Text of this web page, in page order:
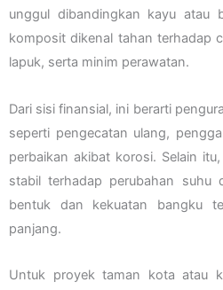
unggul dibandingkan kayu atau
komposit dikenal tahan terhadap
lapuk, serta minim perawatan.
Dari sisi finansial, ini berarti
seperti pengecatan ulang,
perbaikan akibat korosi. Selain
stabil terhadap perubahan suhu
bentuk dan kekuatan bangku
panjang.
Untuk proyek taman kota atau